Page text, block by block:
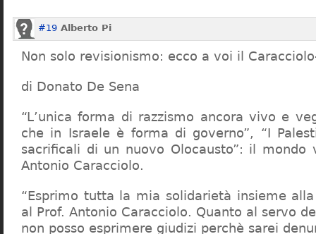
#19 Alberto Pi
Non solo revisionismo: ecco a voi il
di Donato De Sena
“L’unica forma di razzismo ancora vivo e
che in Israele è forma di governo”, “I
sacrificali di un nuovo Olocausto”: il mondo
Antonio Caracciolo.
“Esprimo tutta la mia solidarietà insieme
al Prof. Antonio Caracciolo. Quanto al servo
non posso esprimere giudizi perchè sarei